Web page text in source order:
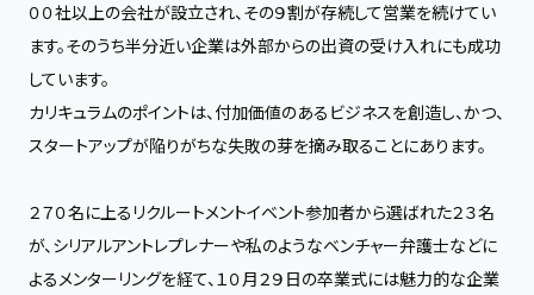
００社以上の会社が設立され、その９割が存続して営業を続けてい
ます。そのうち半分近い企業は外部からの出資の受け入れにも成功
しています。
カリキュラムのポイントは、付加価値のあるビジネスを創造し、かつ、
スタートアップが陥りがちな失敗の芽を摘み取ることにあります。
２７０名に上るリクルートメントイベント参加者から選ばれた２３名
が、シリアルアントレプレナーや私のようなベンチャー弁護士などに
よるメンターリングを経て、１０月２９日の卒業式には魅力的な企業